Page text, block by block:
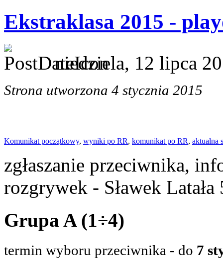
Ekstraklasa 2015 -
niedziela, 12 lipca
Strona utworzona 4 stycznia 2015
Komunikat początkowy, wyniki po RR, komunikat po RR, aktualna
zgłaszanie przeciwnika,
rozgrywek - Sławek
Grupa A (1÷4)
termin wyboru przeciwnika - do 7